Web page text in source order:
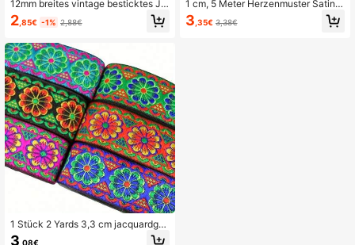
12mm breites vintage besticktes Ja
cquard Bortenband, DIY Näh- und S
trickzubehör für Kleidung und Tasc
2 ,85€ -1% 2,88€
1 Stück 2 Yards 3,3 cm jacquardge
webtes Spitzenband, besticktes ge
3 ,08€
1 cm, 5 Meter Herzenmuster Satinb
and für DIY Basteleien, Schleifen, V
alentinstag Geschenkverpackung,
3 ,35€ 3,38€